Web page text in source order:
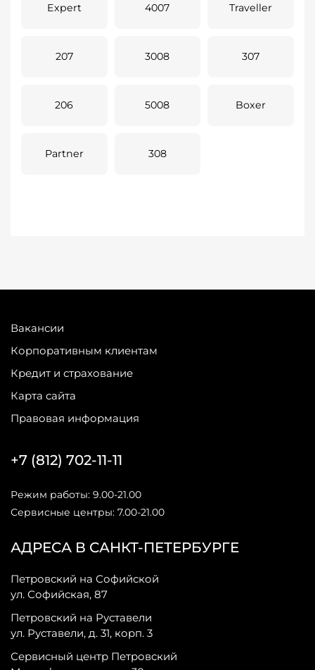
Expert 4007 Traveller
207 3008 307
206 5008 Boxer
Partner 308
Вакансии
Корпоративным клиентам
Кредит и страхование
Карта сайта
Правовая информация
АДРЕСА В САНКТ-ПЕТЕРБУРГЕ
Петровский на Софийской
ул. Софийская, 87
Петровский на Руставели
ул. Руставели, д. 31, корп. 3
Сервисный центр Петровский
+7 (812) 702-11-11
Режим работы: 9.00-21.00
Сервисные центры: 7.00-21.00